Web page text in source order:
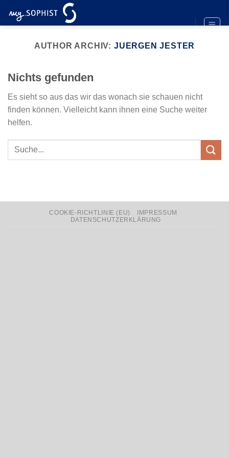
Inhalt
AUTHOR ARCHIV: JUERGEN JESTER
Nichts gefunden
Es sieht so aus das wir das wonach sie schauen nicht
finden können. Vielleicht kann ihnen eine Suche weiter
helfen.
COOKIE-RICHTLINIE (EU)
IMPRESSUM
DATENSCHUTZERKLÄRUNG